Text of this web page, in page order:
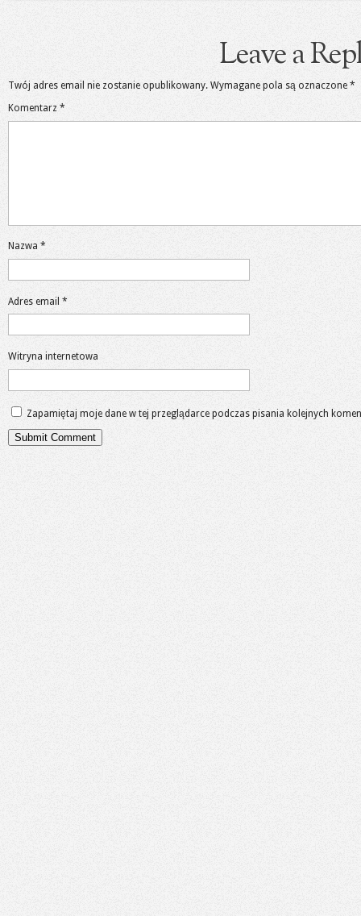
Leave a
Twój adres email nie zostanie opublikowany. Wymagane pola są oznaczone *
Komentarz *
Nazwa *
Adres email *
Witryna internetowa
Zapamiętaj moje dane w tej przeglądarce podczas pisania kolejnych